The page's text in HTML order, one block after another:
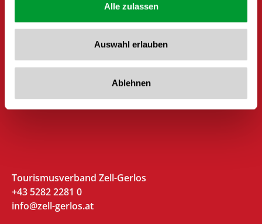
Alle zulassen
Auswahl erlauben
Ablehnen
Tourismusverband Zell-Gerlos
+43 5282 2281 0
info@zell-gerlos.at